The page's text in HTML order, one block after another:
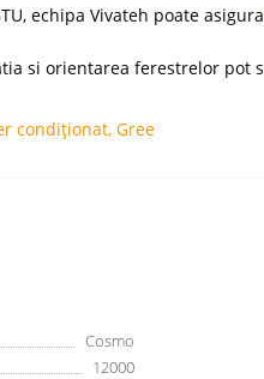
echipa Vivateh poate asigura
si orientarea ferestrelor
condiționat, Gree
Cosmo
12000